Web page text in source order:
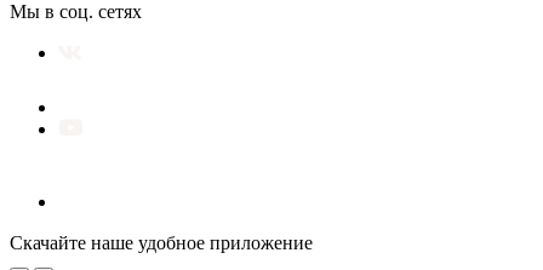
Мы в соц. сетях
Скачайте наше удобное приложение